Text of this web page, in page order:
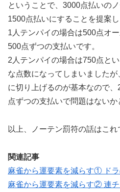
ということで、3000点払いの
1500点払いにすることを提案し
1人テンパイの場合は500点オ
500点ずつの支払いです。
2人テンパイの場合は750点と
な点数になってしまいました
に切り上げるのが基本なので
点ずつの支払いで問題はないか
以上、ノーテン罰符の話はこれ
関連記事
麻雀から運要素を減らす① ドラ
麻雀から運要素を減らす② 連